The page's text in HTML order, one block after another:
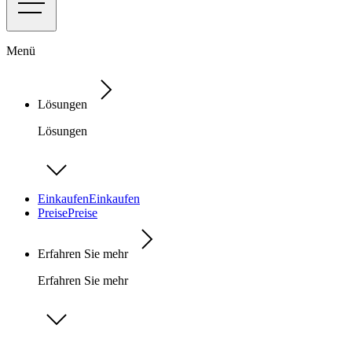
Menü
Lösungen
Lösungen
EinkaufenEinkaufen
PreisePreise
Erfahren Sie mehr
Erfahren Sie mehr